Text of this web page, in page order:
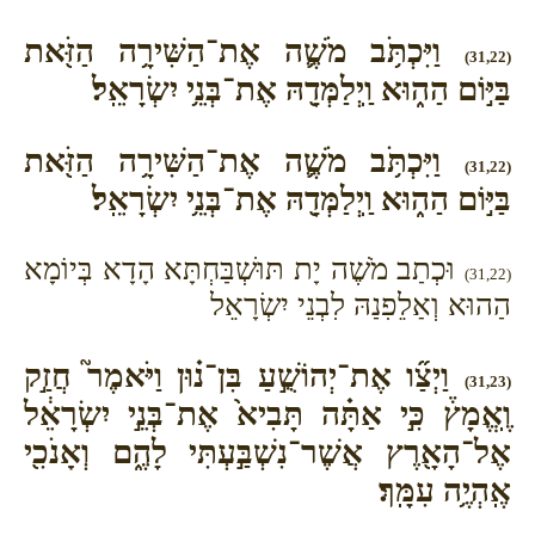
(31,22)
וַיִּכְתֹּ֥ב מֹשֶׁ֛ה אֶת־הַשִּׁירָ֥ה הַזֹּ֖את
בַּיּ֣וֹם הַה֑וּא וַֽיְלַמְּדָ֖הּ אֶת־בְּנֵ֥י יִשְׂרָאֵֽל׃
(31,22)
וַיִּכְתֹּ֥ב מֹשֶׁ֛ה אֶת־הַשִּׁירָ֥ה הַזֹּ֖את
בַּיּ֣וֹם הַה֑וּא וַֽיְלַמְּדָ֖הּ אֶת־בְּנֵ֥י יִשְׂרָאֵֽל׃
(31,22)
וּכְתַב מֹשֶׁה יָת תּוּשְׁבַּחְתָּא הָדָא בְּיוֹמָא
הַהוּא וְאַלֵפִנַהּ לִבְנֵי יִשְׂרָאֵל
(31,23)
וַיְצַ֞ו אֶת־יְהוֹשֻׁ֣עַ בִּן־נ֗וּן וַיֹּאמֶר֮ חֲזַ֣ק
וֶֽאֱמָץ֒ כִּ֣י אַתָּ֗ה תָּבִיא֙ אֶת־בְּנֵ֣י יִשְׂרָאֵ֔ל
אֶל־הָאָ֖רֶץ אֲשֶׁר־נִשְׁבַּ֣עְתִּי לָהֶ֑ם וְאָנֹכִ֖י
אֶֽהְיֶ֥ה עִמָּֽךְ׃